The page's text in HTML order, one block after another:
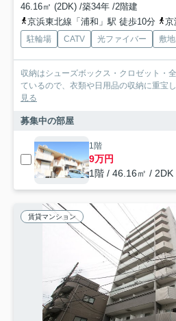
46.16㎡ (2DK) /築34年 /2階建
京浜東北線「浦和」駅 徒歩10分
京
駐輪場 CATV 光ファイバー 敷
収納はシューズボックス・クロゼット・
ているので、衣類や日用品の収納に重宝
見る
募集中の部屋
1階
9万円
1階 / 46.16㎡ / 2DK
賃貸マンション